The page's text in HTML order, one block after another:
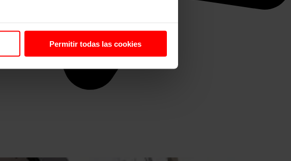
Permitir todas las cookies